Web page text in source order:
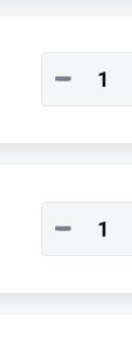
−
−